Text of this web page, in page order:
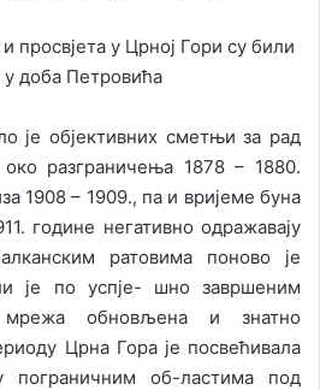
је објективних сметњи за рад
разграничења 1878 – 1880.
1908 – 1909., па и вријеме буна
године негативно одражавају
ратовима поново је
је по успје- шно завршеним
мрежа обновљена и знатно
Црна Гора је посвећивала
об-ластима под